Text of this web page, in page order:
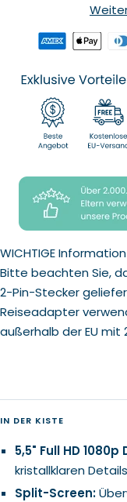
WICHTIGE
Bitte beachten Sie,
2-Pin-Stecker
Reiseadapter
außerhalb der EU mit
IN DER KISTE
5,5" Full HD 1080p
kristallklaren
Split-Screen: